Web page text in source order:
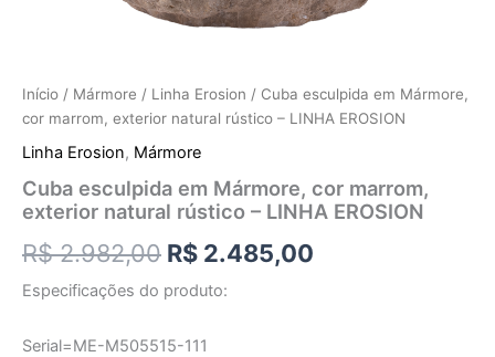
Início / Mármore / Linha Erosion / Cuba esculpida em Mármore,
cor marrom, exterior natural rústico – LINHA EROSION
Linha Erosion, Mármore
Cuba esculpida em Mármore, cor marrom,
exterior natural rústico – LINHA EROSION
R$2.982,00 R$ 2.485,00
Especificações do produto:
Serial=ME-M505515-111